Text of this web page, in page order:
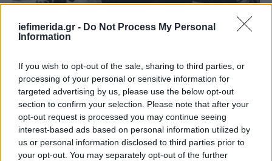
iefimerida.gr - Do Not Process My Personal
Information
If you wish to opt-out of the sale, sharing to third parties, or
processing of your personal or sensitive information for
targeted advertising by us, please use the below opt-out
section to confirm your selection. Please note that after your
opt-out request is processed you may continue seeing
interest-based ads based on personal information utilized by
us or personal information disclosed to third parties prior to
your opt-out. You may separately opt-out of the further
H Τίπι Χέντρεν /Φωτογραφία: AP Photo
Η94χρονη πλέον Χέντρεν, είχε πάθος με τα
αιλουροειδή, που πολλές φορές μετατρεπόταν σε
εμμονή.Αυτή η λατρεία της, την οδηγούσε σε
αποφάσεις, που αργότερα αναγνώρισε και η ίδια ότι
ήταν «ηλίθιες».